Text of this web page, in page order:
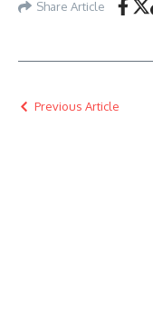
Share Article
Previous Article